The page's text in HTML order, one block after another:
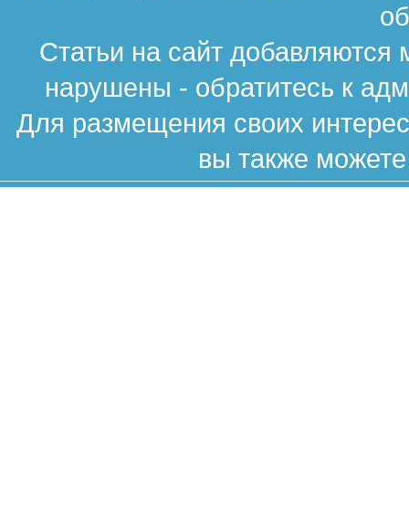
Статьи на сайт
нарушены - обратитесь к
Для размещения своих
вы также